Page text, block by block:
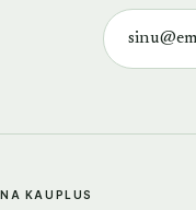
KAUPLUS